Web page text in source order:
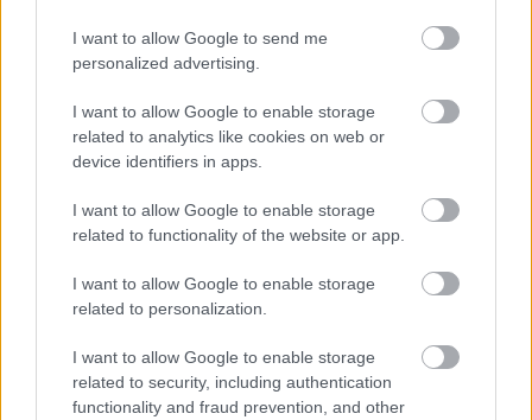
I want to allow Google to send me
personalized advertising.
I want to allow Google to enable storage
related to analytics like cookies on web or
device identifiers in apps.
I want to allow Google to enable storage
related to functionality of the website or app.
I want to allow Google to enable storage
related to personalization.
I want to allow Google to enable storage
related to security, including authentication
functionality and fraud prevention, and other
Najnovšie príspevky
Re: Takto sa rieši málo úložného miesta. V tomto byte
stačil jeden prvok | Môjdom.sk